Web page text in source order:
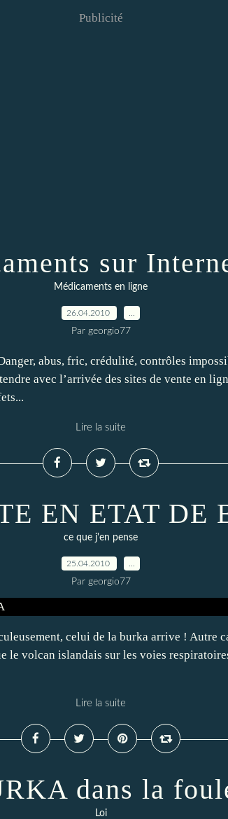
Publicité
sur
Médicaments en ligne
26.04.2010
Par georgio77
abus, fric, crédulité, contrôles
avec l’arrivée des sites de vente en
Lire la suite
EN ETAT DE
ce que j'en pense
25.04.2010
Par georgio77
celui de la burka arrive ! Autre
le volcan islandais sur les voies
Lire la suite
dans la
Loi